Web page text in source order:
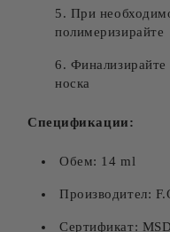
При
полимеризирайте
Финализирайте
носка
Спецификации:
Обем: 14 ml
Производител:
Сертификат: